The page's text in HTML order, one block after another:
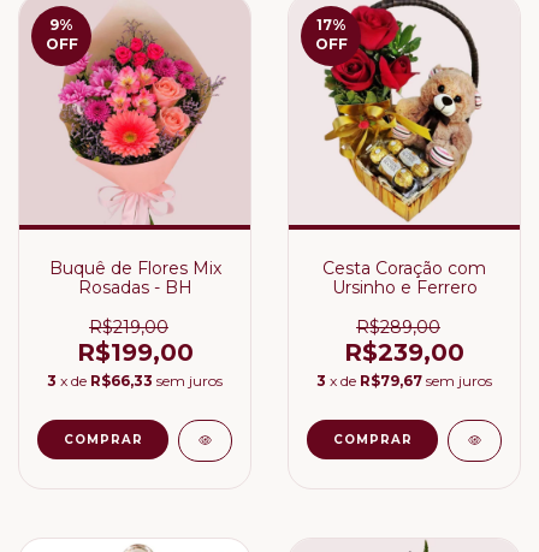
9%
OFF
Buquê de Flores Mix
Rosadas - BH
R$219,00
R$199,00
3 x de R$66,33 sem juros
17%
OFF
Cesta Coração com
Ursinho e Ferrero
R$289,00
R$239,00
3 x de R$79,67 sem juros